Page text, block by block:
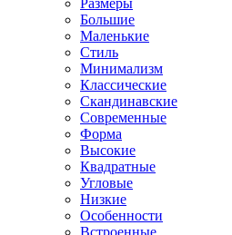
Размеры
Большие
Маленькие
Стиль
Минимализм
Классические
Скандинавские
Современные
Форма
Высокие
Квадратные
Угловые
Низкие
Особенности
Встроенные